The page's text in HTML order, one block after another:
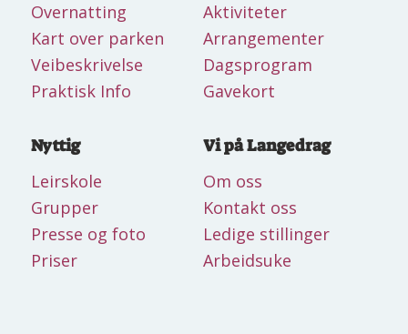
Overnatting
Kart over parken
Veibeskrivelse
Praktisk Info
Aktiviteter
Arrangementer
Dagsprogram
Gavekort
Nyttig
Leirskole
Grupper
Presse og foto
Priser
Vi på Langedrag
Om oss
Kontakt oss
Ledige stillinger
Arbeidsuke